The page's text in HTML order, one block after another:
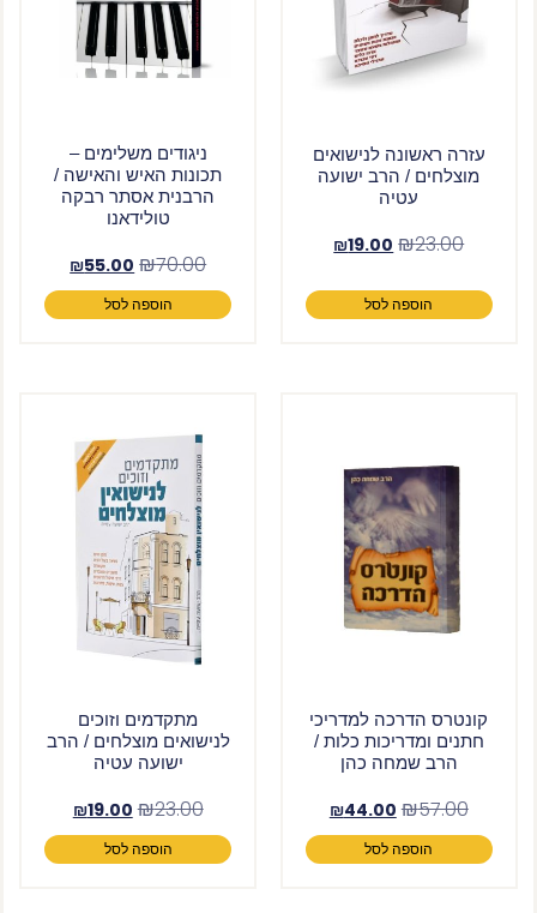
עזרה ראשונה לנישואים
מוצלחים / הרב ישועה
עטיה
₪23.00
₪19.00
הוספה לסל
ניגודים משלימים –
תכונות האיש והאישה /
הרבנית אסתר רבקה
טולידאנו
₪70.00
₪55.00
הוספה לסל
קונטרס הדרכה למדריכי
חתנים ומדריכות כלות /
הרב שמחה כהן
₪57.00
₪44.00
הוספה לסל
מתקדמים וזוכים
לנישואים מוצלחים / הרב
ישועה עטיה
₪23.00
₪19.00
הוספה לסל